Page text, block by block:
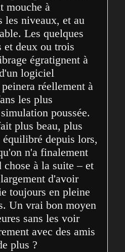
mouche à
les niveaux, et au
Les quelques
et deux ou trois
égratignent à
logiciel
réellement à
les plus
poussée.
plus beau, plus
depuis lors,
n'a finalement
à la suite – et
d'avoir
toujours en pleine
Un vrai bon moyen
sans les voir
avec des amis
plus ?